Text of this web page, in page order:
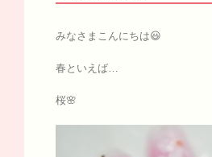
みなさまこんにちは😃
春といえば…
桜🌸